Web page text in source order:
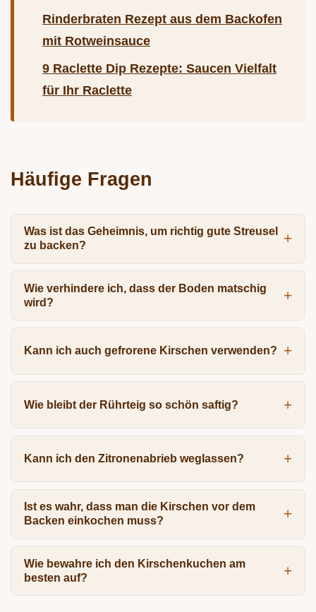
Rinderbraten Rezept aus dem Backofen
mit Rotweinsauce
9 Raclette Dip Rezepte: Saucen Vielfalt
für Ihr Raclette
Häufige Fragen
Was ist das Geheimnis, um richtig gute Streusel
zu backen?
Wie verhindere ich, dass der Boden matschig
wird?
Kann ich auch gefrorene Kirschen verwenden?
Wie bleibt der Rührteig so schön saftig?
Kann ich den Zitronenabrieb weglassen?
Ist es wahr, dass man die Kirschen vor dem
Backen einkochen muss?
Wie bewahre ich den Kirschenkuchen am
besten auf?